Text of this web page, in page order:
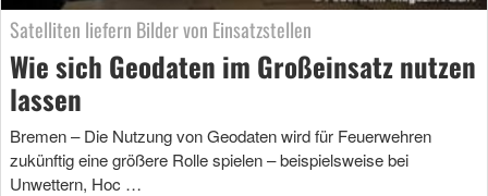
Satelliten liefern Bilder von Einsatzstellen
Wie sich Geodaten im Großeinsatz nutzen
lassen
Bremen – Die Nutzung von Geodaten wird für Feuerwehren
zukünftig eine größere Rolle spielen – beispielsweise bei
Unwettern, Hoc …